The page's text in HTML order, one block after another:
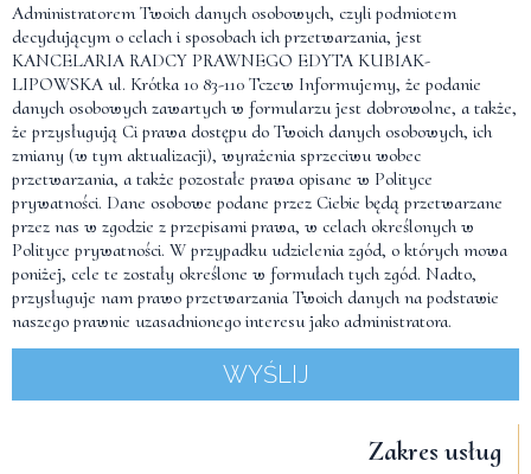
Administratorem Twoich danych osobowych, czyli podmiotem
decydującym o celach i sposobach ich przetwarzania, jest
KANCELARIA RADCY PRAWNEGO EDYTA KUBIAK-
LIPOWSKA ul. Krótka 10 83-110 Tczew Informujemy, że podanie
danych osobowych zawartych w formularzu jest dobrowolne, a także,
że przysługują Ci prawa dostępu do Twoich danych osobowych, ich
zmiany (w tym aktualizacji), wyrażenia sprzeciwu wobec
przetwarzania, a także pozostałe prawa opisane w Polityce
prywatności. Dane osobowe podane przez Ciebie będą przetwarzane
przez nas w zgodzie z przepisami prawa, w celach określonych w
Polityce prywatności. W przypadku udzielenia zgód, o których mowa
poniżej, cele te zostały określone w formułach tych zgód. Nadto,
przysługuje nam prawo przetwarzania Twoich danych na podstawie
naszego prawnie uzasadnionego interesu jako administratora.
WYŚLIJ
Zakres usług